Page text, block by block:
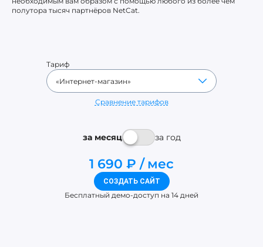
полутора тысяч партнёров NetCat.
Тариф
Сравнение тарифов
за месяц за год
1 690 ₽ мес
СОЗДАТЬ САЙТ
Бесплатный демо-доступ на 14 дней